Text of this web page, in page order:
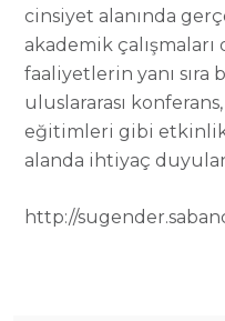
cinsiyet alanında
akademik
faaliyetlerin yanı sıra
uluslararası
eğitimleri gibi
alanda ihtiyaç
http://